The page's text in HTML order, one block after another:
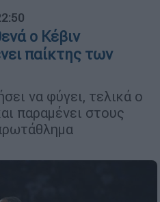
ο Κέβιν
παίκτης των
να φύγει, τελικά ο
παραμένει στους